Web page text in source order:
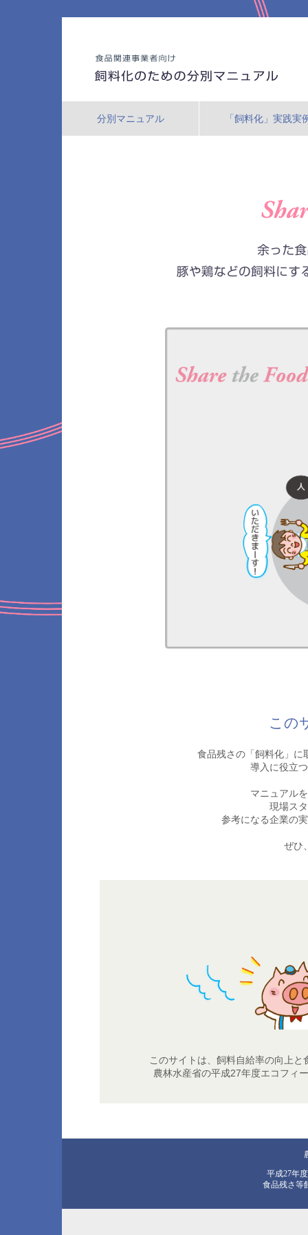
分別マニュアル 「飼料化」実践実
この
食品残さの「飼料化」に
導入に役立
マニュアル
現場ス
参考になる企業の
ぜひ
このサイトは、飼料自給率の向上
農林水産省の平成27年度エコフィ
平成27年
食品残さ等